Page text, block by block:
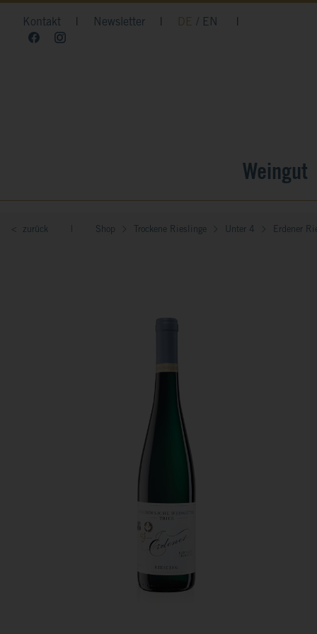
Kontakt Newsletter DE EN
Weingut
< zurück Shop Trockene Rieslinge Unter 4 Erdener